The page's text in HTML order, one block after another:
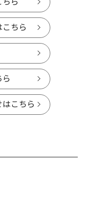
ちら
こちら